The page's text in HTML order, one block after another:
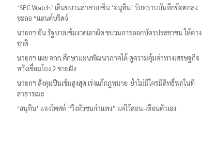
ชะลอ “แลนด์บริดจ์
นายกฯ ยัน รัฐบาลเข้มงวดเอาผิด ขบวนการออกบัตรประชาชน ให้ต่าง
ชาติ
นายกฯ เผย คกก.ศึกษาแผนพัฒนาภาคใต้ ดูความคุ้มค่าทางเศรษฐกิจ
หวังเชื่อมโยง 2 ชายฝั่ง
นายกฯ สั่งคุมปืนเข้มสูงสุด เร่งแก้กฎหมาย-ย้ำไม่มีใครมีสิทธิ์พกในที่
สาธารณะ
‘อนุทิน’ แจงโพสต์ “วิ่งหัวชนกำแพง” แค่ไว้สอน-เตือนตัวเอง